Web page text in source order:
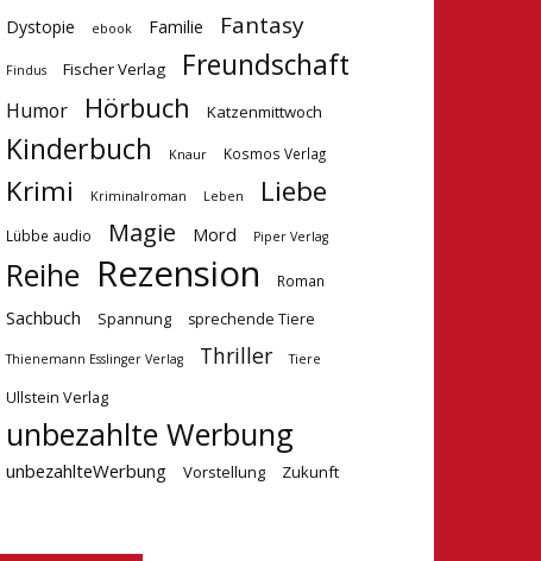
Dystopie ebook Familie Fantasy
Findus Fischer Verlag Freundschaft
Humor Hörbuch Katzenmittwoch
Kinderbuch Knaur Kosmos Verlag
Krimi Kriminalroman Leben Liebe
Lübbe audio Magie Mord Piper Verlag
Reihe Rezension Roman
Sachbuch Spannung sprechende Tiere
Thienemann Esslinger Verlag Thriller Tiere
Ullstein Verlag
unbezahlte Werbung
unbezahlteWerbung Vorstellung Zukunft